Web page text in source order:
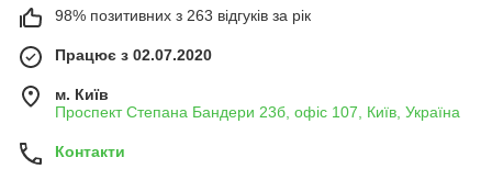
98% позитивних з 263 відгуків за рік
Працює з 02.07.2020
м. Київ
Проспект Степана Бандери 23б, офіс 107, Київ, Україна
Контакти